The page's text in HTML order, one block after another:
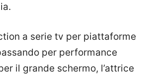
a serie tv per piattaforme
per performance
il grande schermo, l’attrice